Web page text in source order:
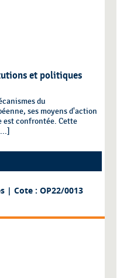
et politiques
du
ses moyens d'action
est confrontée. Cette
| Cote : OP22/0013